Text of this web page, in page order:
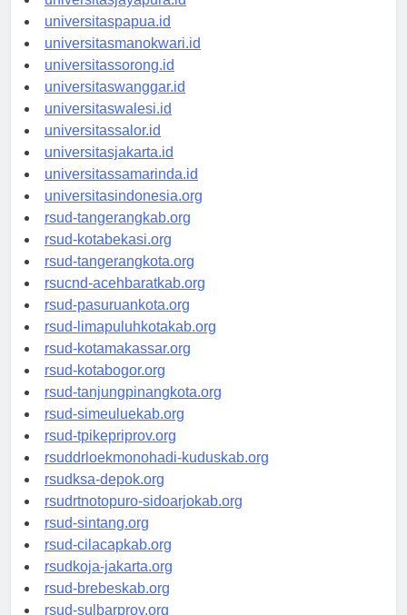
universitasjayapura.id
universitaspapua.id
universitasmanokwari.id
universitassorong.id
universitaswanggar.id
universitaswalesi.id
universitassalor.id
universitasjakarta.id
universitassamarinda.id
universitasindonesia.org
rsud-tangerangkab.org
rsud-kotabekasi.org
rsud-tangerangkota.org
rsucnd-acehbaratkab.org
rsud-pasuruankota.org
rsud-limapuluhkotakab.org
rsud-kotamakassar.org
rsud-kotabogor.org
rsud-tanjungpinangkota.org
rsud-simeuluekab.org
rsud-tpikepriprov.org
rsuddrloekmonohadi-kuduskab.org
rsudksa-depok.org
rsudrtnotopuro-sidoarjokab.org
rsud-sintang.org
rsud-cilacapkab.org
rsudkoja-jakarta.org
rsud-brebeskab.org